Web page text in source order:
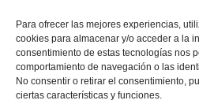
Para ofrecer las mejores experiencias,
cookies para almacenar y/o acceder a la
consentimiento de estas tecnologías nos
comportamiento de navegación o las
No consentir o retirar el consentimiento,
ciertas características y funciones.
GALERÍA: Alaquàs, epicentro del fútbol
provinciales de la Selecció Valenciana